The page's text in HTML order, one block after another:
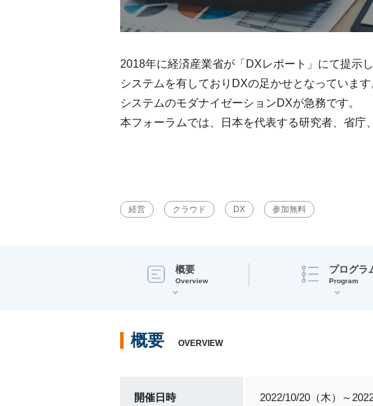
2018年に経済産業省が「DXレポート」にて提示
システムを有しておりDXの足かせとなっていま
システムのモダナイゼーションDXが急務です。
本フォーラムでは、日本を代表する研究者、省庁
経営 クラウド DX 参加無料
概要
Overview
プログラ
Program
概要 OVERVIEW
開催日時 2022/10/20（木）～